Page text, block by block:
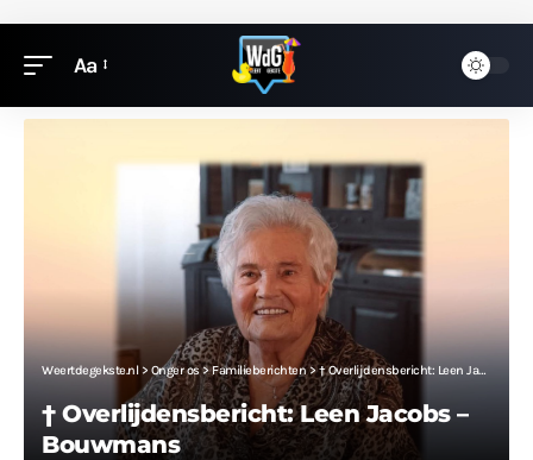
Aa
Weertdegekste.nl> Onger os>Familieberichten>† Overlijdensbericht: Leen Jacobs – Bouwmans
† Overlijdensbericht: Leen Jacobs –
Bouwmans